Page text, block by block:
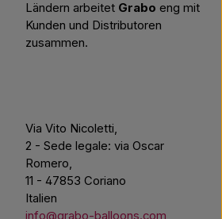
Ländern arbeitet Grabo eng mit
Kunden und Distributoren
zusammen.
Via Vito Nicoletti,
2 - Sede legale: via Oscar
Romero,
11 - 47853 Coriano
Italien
info@grabo-balloons.com